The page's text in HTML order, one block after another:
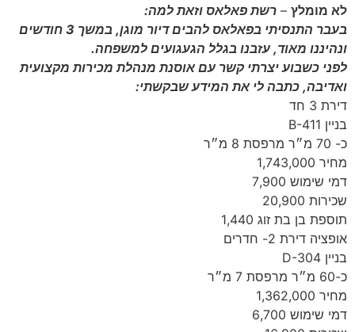
לא מומלץ – רשת פאלאס וזאת למה:
בעבר התנסיתי בפאלאס להבים דיור מוגן, במשך 3 חודשים
ונהיננו מאוד, עזבנו בגלל הגעגועים למשפחה.
לפני כשבוע יצרתי קשר עם אוסנת מנהלת מכירות מקצועית
ואדיבה, כתבה לי את המידע שבקשתי:
דירת 3 חד
בניין B-411
כ- 70 מ״ר מרפסת 8 מ״ר
מחיר 1,743,000
דמי שימוש 7,900
שכירות 20,900
תוספת בן בת זוג 1,440
אופציה דירת 2- חדרים
בניין D-304
כ-60 מ״ר מרפסת 7 מ״ר
מחיר 1,362,000
דמי שימוש 6,700